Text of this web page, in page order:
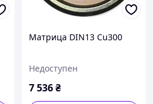
Матрица DIN13 Cu300
Недоступен
7 536₴